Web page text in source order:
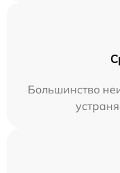
Большинство